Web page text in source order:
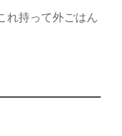
れ持って外ごはん